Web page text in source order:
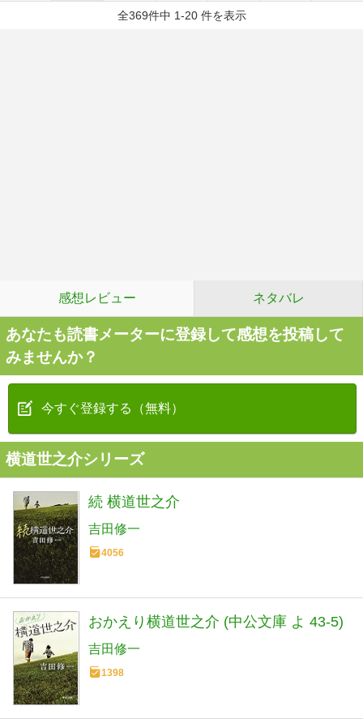
全369件中 1-20 件を表示
感想レビュー ネタバレ
あなたも読書メーターに登録して感想を投稿して
みませんか？
今すぐ登録する（無料）
横道世之介シリーズ
続 横道世之介
吉田修一
4056
おかえり横道世之介 (中公文庫 よ 43-5)
吉田修一
1398